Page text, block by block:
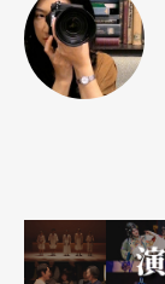
○六年在香港
ne）所編舞碼
本愛知博覽
樂，即使成